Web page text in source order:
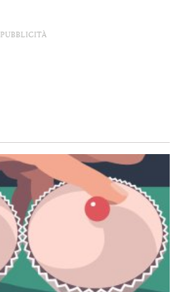
PUBBLICITÀ